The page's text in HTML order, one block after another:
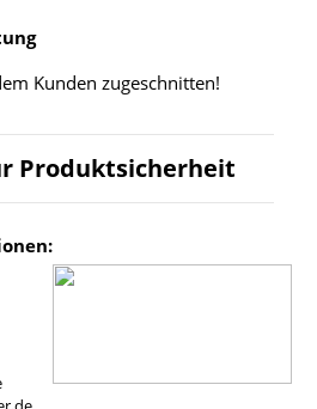
Kunden zugeschnitten!
Produktsicherheit